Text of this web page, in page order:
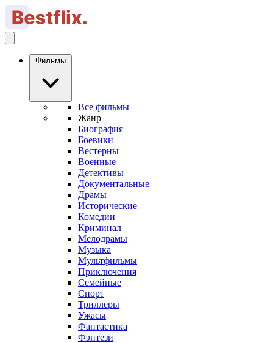
Фильмы
Все фильмы
Жанр
Биография
Боевики
Вестерны
Военные
Детективы
Документальные
Драмы
Исторические
Комедии
Криминал
Мелодрамы
Музыка
Мультфильмы
Приключения
Семейные
Спорт
Триллеры
Ужасы
Фантастика
Фэнтези